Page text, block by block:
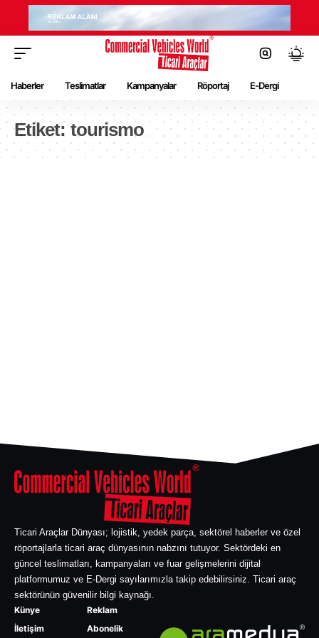
Haberler Teslimatlar Kampanyalar Röportaj E-Dergi
Etiket: tourismo
Ticari Araçlar Dünyası; lojistik, yedek parça, sektörel haberler ve özel
röportajlarla ticari araç dünyasının nabzını tutuyor. Sektördeki en
güncel teslimatları, kampanyaları ve fuar gelişmelerini dijital
platformumuz ve E-Dergi sayılarımızla takip edebilirsiniz. Ticari araç
sektörünün güvenilir bilgi kaynağı.
Künye
İletişim
Reklam
Abonelik